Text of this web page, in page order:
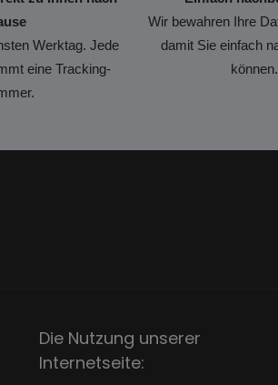
Werktag. Jede
eine Tracking-
Wir bewahren Ihre
damit Sie einfach
können.
Die Nutzung unserer
Internetseite: